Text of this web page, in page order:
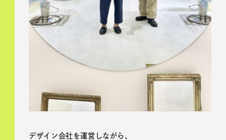
デザイン会社を運営しながら、